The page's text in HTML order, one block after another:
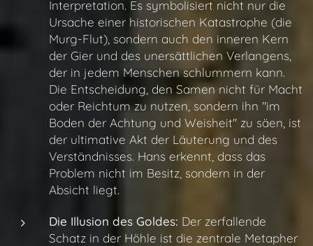
Interpretation. Es symbolisiert nicht nur die
Ursache einer historischen Katastrophe (die
Murg-Flut), sondern auch den inneren Kern
der Gier und des unersättlichen Verlangens,
der in jedem Menschen schlummern kann.
Die Entscheidung, den Samen nicht für Macht
oder Reichtum zu nutzen, sondern ihn "im
Boden der Achtung und Weisheit" zu säen, ist
der ultimative Akt der Läuterung und des
Verständnisses. Hans erkennt, dass das
Problem nicht im Besitz, sondern in der
Absicht liegt.
Die Illusion des Goldes: Der zerfallende
Schatz in der Höhle ist die zentrale Metapher